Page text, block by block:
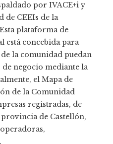
por IVACE+i y
de CEEIs de la
plataforma de
está concebida para
la comunidad puedan
negocio mediante la
el Mapa de
de la Comunidad
registradas, de
provincia de Castellón,